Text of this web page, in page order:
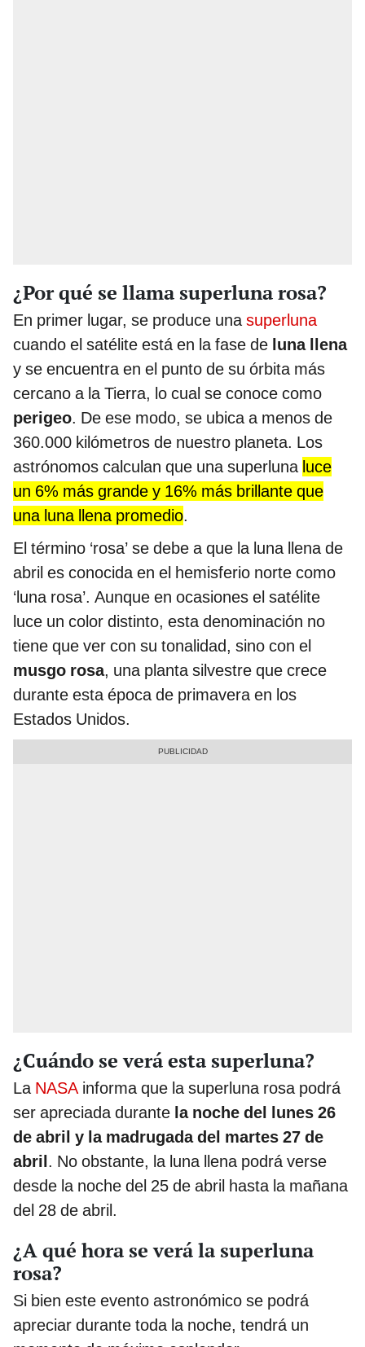
¿Por qué se llama superluna rosa?
En primer lugar, se produce unasuperluna
cuando el satélite está en la fase de luna llena
y se encuentra en el punto de su órbita más
cercano a la Tierra, lo cual se conoce como
perigeo. De ese modo, se ubica a menos de
360.000 kilómetros de nuestro planeta. Los
astrónomos calculan que una superluna luce
un 6% más grande y 16% más brillante que
una luna llena promedio.
El término ‘rosa’ se debe a que la luna llena de
abril es conocida en el hemisferio norte como
‘luna rosa’. Aunque en ocasiones el satélite
luce un color distinto, esta denominación no
tiene que ver con su tonalidad, sino con el
musgo rosa, una planta silvestre que crece
durante esta época de primavera en los
Estados Unidos.
¿Cuándo se verá esta superluna?
LaNASAinforma que la superluna rosa podrá
ser apreciada durante la noche del lunes 26
de abril y la madrugada del martes 27 de
abril. No obstante, la luna llena podrá verse
desde la noche del 25 de abril hasta la mañana
del 28 de abril.
¿A qué hora se verá la superluna
rosa?
Si bien este evento astronómico se podrá
apreciar durante toda la noche, tendrá un